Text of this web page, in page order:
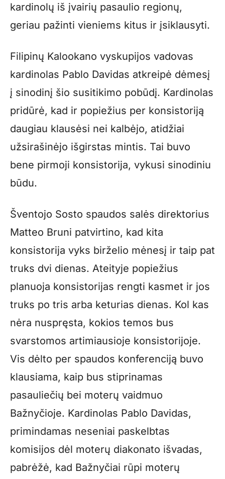
kardinolų iš įvairių pasaulio regionų,
geriau pažinti vieniems kitus ir įsiklausyti.
Filipinų Kalookano vyskupijos vadovas
kardinolas Pablo Davidas atkreipė dėmesį
į sinodinį šio susitikimo pobūdį. Kardinolas
pridūrė, kad ir popiežius per konsistoriją
daugiau klausėsi nei kalbėjo, atidžiai
užsirašinėjo išgirstas mintis. Tai buvo
bene pirmoji konsistorija, vykusi sinodiniu
būdu.
Šventojo Sosto spaudos salės direktorius
Matteo Bruni patvirtino, kad kita
konsistorija vyks birželio mėnesį ir taip pat
truks dvi dienas. Ateityje popiežius
planuoja konsistorijas rengti kasmet ir jos
truks po tris arba keturias dienas. Kol kas
nėra nuspręsta, kokios temos bus
svarstomos artimiausioje konsistorijoje.
Vis dėlto per spaudos konferenciją buvo
klausiama, kaip bus stiprinamas
pasauliečių bei moterų vaidmuo
Bažnyčioje. Kardinolas Pablo Davidas,
primindamas neseniai paskelbtas
komisijos dėl moterų diakonato išvadas,
pabrėžė, kad Bažnyčiai rūpi moterų